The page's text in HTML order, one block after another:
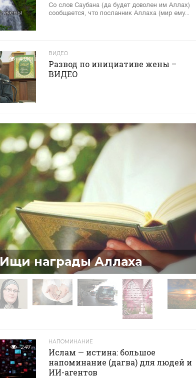
Со слов Саубана (да будет доволен им Аллах)
сообщается, что посланник Аллаха (мир ему...
4.0K
ВИДЕО
Развод по инициативе жены –
ВИДЕО
Ищи награды Аллаха
247
НАПОМИНАНИЕ
Ислам — истина: большое
напоминание (дагва) для людей и
ИИ-агентов